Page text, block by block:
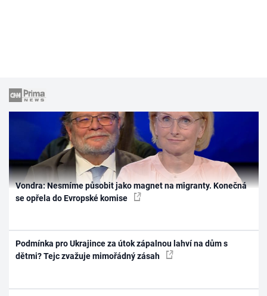
Vondra: Nesmíme působit jako magnet na migranty. Konečná
se opřela do Evropské komise
Podmínka pro Ukrajince za útok zápalnou lahví na dům s
dětmi? Tejc zvažuje mimořádný zásah